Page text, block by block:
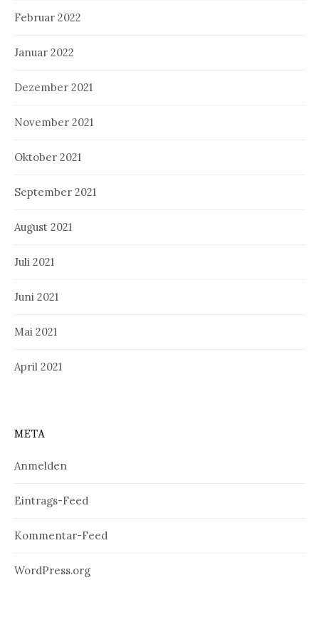
Februar 2022
Januar 2022
Dezember 2021
November 2021
Oktober 2021
September 2021
August 2021
Juli 2021
Juni 2021
Mai 2021
April 2021
META
Anmelden
Eintrags-Feed
Kommentar-Feed
WordPress.org